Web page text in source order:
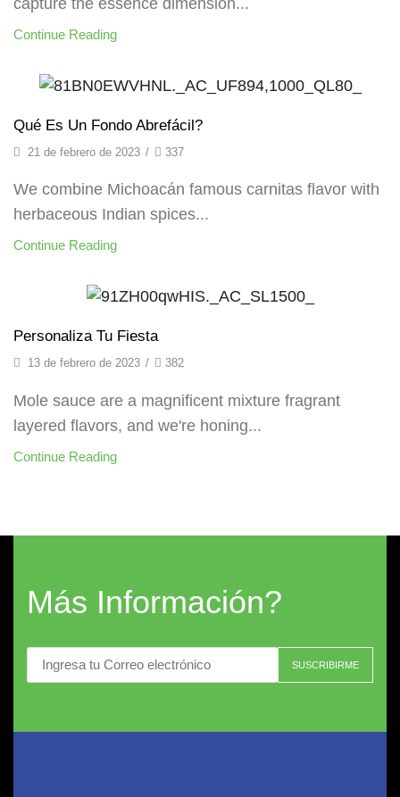
Continue Reading
Qué Es Un Fondo Abrefácil?
21 de febrero de 2023 / 337
We combine Michoacán famous carnitas flavor with
herbaceous Indian spices...
Continue Reading
Personaliza Tu Fiesta
13 de febrero de 2023 / 382
Mole sauce are a magnificent mixture fragrant
layered flavors, and we're honing...
Continue Reading
Más Información?